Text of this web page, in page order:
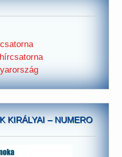
KIRÁLYAI – NUMERO